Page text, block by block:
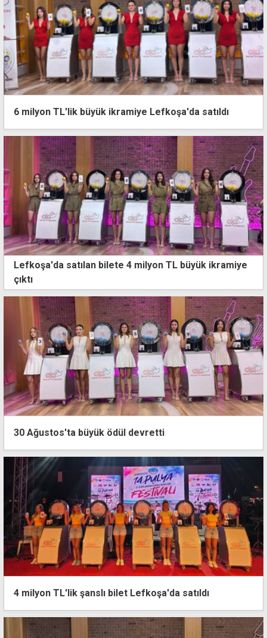
6 milyon TL'lik büyük ikramiye Lefkoşa'da satıldı
Lefkoşa'da satılan bilete 4 milyon TL büyük ikramiye
çıktı
30 Ağustos'ta büyük ödül devretti
4 milyon TL'lik şanslı bilet Lefkoşa'da satıldı